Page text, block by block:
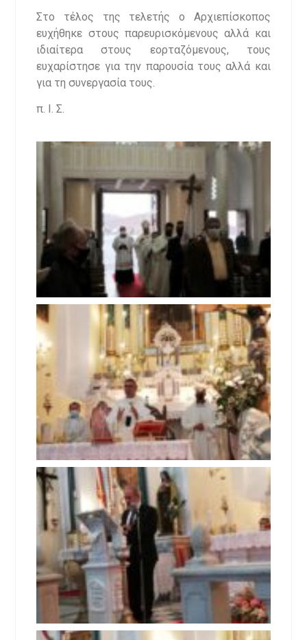
Στο τέλος της τελετής ο Αρχιεπίσκοπος
ευχήθηκε στους παρευρισκόμενους αλλά και
ιδιαίτερα στους εορταζόμενους, τους
ευχαρίστησε για την παρουσία τους αλλά και
για τη συνεργασία τους.
π. Ι. Σ.